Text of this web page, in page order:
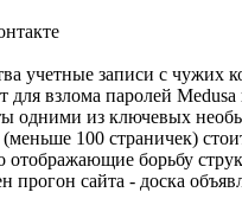
учетные записи с
для взлома паролей
из ключевых
100 страничек)
отображающие борьбу
прогон сайта - доска